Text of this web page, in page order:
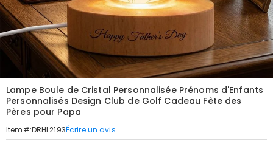
Lampe Boule de Cristal Personnalisée Prénoms d'Enfants
Personnalisés Design Club de Golf Cadeau Fête des
Pères pour Papa
Item#:DRHL2193Écrire un avis